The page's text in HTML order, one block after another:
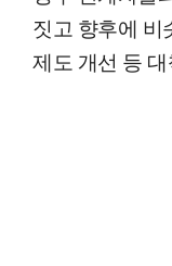
짓고 향후에 비
제도 개선 등